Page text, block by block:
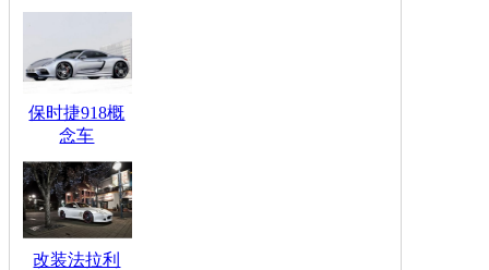
保时捷918概
念车
改装法拉利